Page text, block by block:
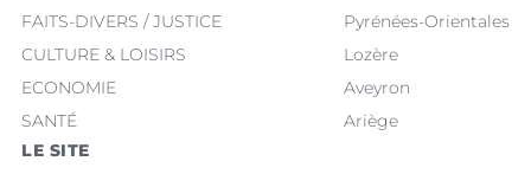
FAITS-DIVERS / JUSTICE
CULTURE & LOISIRS
ECONOMIE
SANTÉ
Pyrénées-Orientales
Lozère
Aveyron
Ariège
LE SITE